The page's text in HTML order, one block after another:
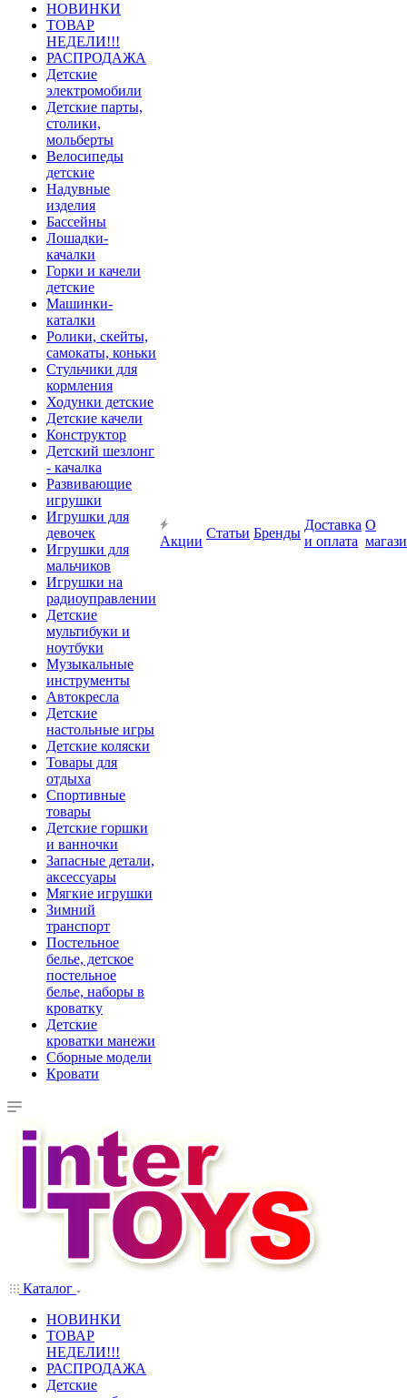
НОВИНКИ
ТОВАР
НЕДЕЛИ!!!
РАСПРОДАЖА
Детские
электромобили
Детские парты,
столики,
мольберты
Велосипеды
детские
Надувные
изделия
Бассейны
Лошадки-
качалки
Горки и качели
детские
Машинки-
каталки
Ролики, скейты,
самокаты, коньки
Стульчики для
кормления
Ходунки детские
Детские качели
Конструктор
Детский шезлонг
- качалка
Развивающие
игрушки
Игрушки для
девочек
Игрушки для
мальчиков
Игрушки на
радиоуправлении
Детские
мультибуки и
ноутбуки
Музыкальные
инструменты
Автокресла
Детские
настольные игры
Детские коляски
Товары для
отдыха
Спортивные
товары
Детские горшки
и ванночки
Запасные детали,
аксессуары
Мягкие игрушки
Зимний
транспорт
Постельное
белье, детское
постельное
белье, наборы в
кроватку
Детские
кроватки манежи
Сборные модели
Кровати
Акции
Статьи Бренды
Доставка
и оплата
О
Каталог
НОВИНКИ
ТОВАР
НЕДЕЛИ!!!
РАСПРОДАЖА
Детские